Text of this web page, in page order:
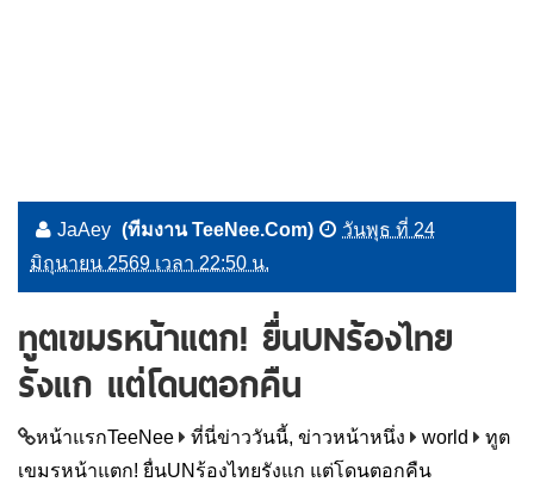
JaAey (ทีมงาน TeeNee.Com)
วันพุธ ที่ 24
มิถุนายน 2569 เวลา 22:50 น.
ทูตเขมรหน้าแตก! ยื่นUNร้องไทย
รังแก แต่โดนตอกคืน
หน้าแรกTeeNee ที่นี่ข่าววันนี้, ข่าวหน้าหนึ่ง world
ทูต
เขมรหน้าแตก! ยื่นUNร้องไทยรังแก แต่โดนตอกคืน